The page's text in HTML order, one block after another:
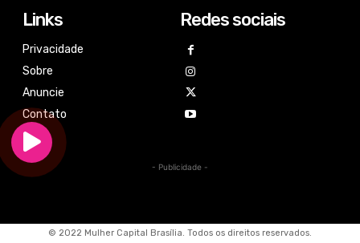
Links
Privacidade
Sobre
Anuncie
Contato
Redes sociais
- Publicidade -
© 2022 Mulher Capital Brasília. Todos os direitos reservados.